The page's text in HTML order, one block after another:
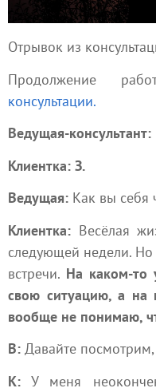
Отрывок из
Продолжение
консультации.
Ведущая-
Клиентка: З.
Ведущая: Как вы себя
Клиентка: Весёлая
следующей недели.
встречи. На каком-то
свою ситуацию, а на
вообще не понимаю,
В: Давайте
К: У меня